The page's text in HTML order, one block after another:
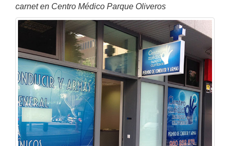
carnet en Centro Médico Parque Oliveros